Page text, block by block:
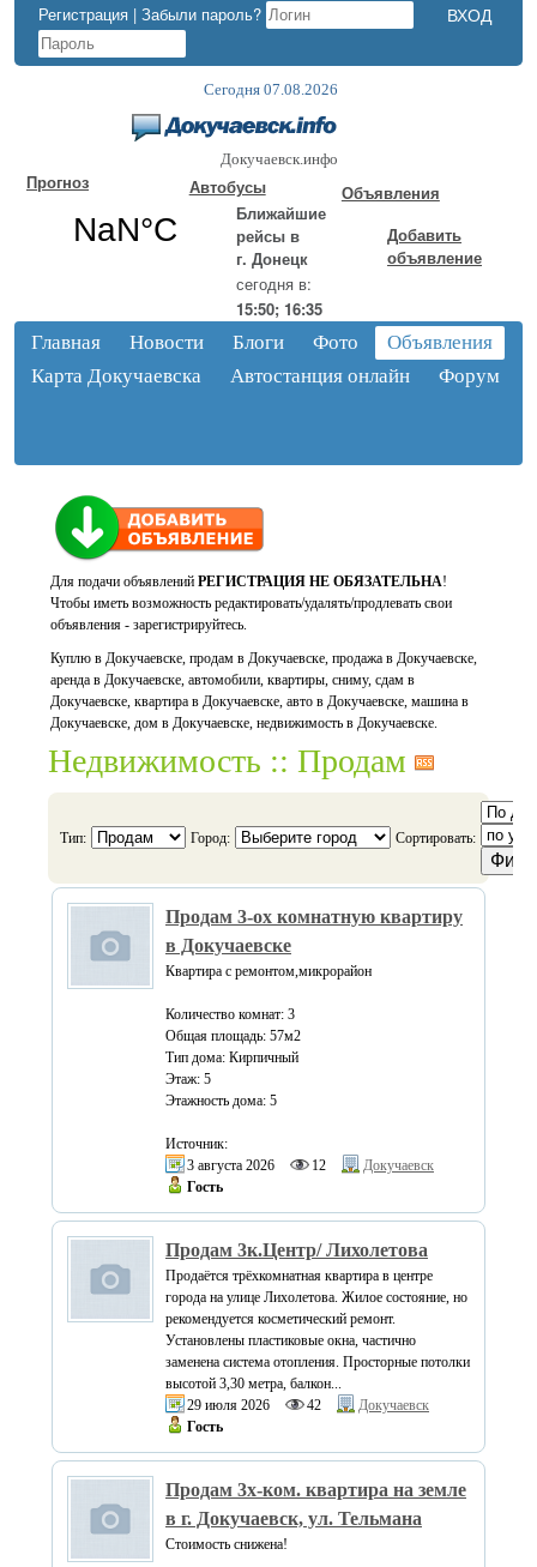
Регистрация | Забыли пароль?
Сегодня 07.08.2026
Докучаевск.инфо
Прогноз
Автобусы
Ближайшие
рейсы в
г. Донецк
сегодня в:
15:50; 16:35
Объявления
Добавить
объявление
Главная Новости Блоги Фото
Объявления
Карта Докучаевска
Автостанция онлайн Форум
Для подачи объявлений РЕГИСТРАЦИЯ НЕ ОБЯЗАТЕЛЬНА!
Чтобы иметь возможность редактировать/удалять/продлевать свои
объявления - зарегистрируйтесь.
Куплю в Докучаевске, продам в Докучаевске, продажа в Докучаевске,
аренда в Докучаевске, автомобили, квартиры, сниму, сдам в
Докучаевске, квартира в Докучаевске, авто в Докучаевске, машина в
Докучаевске, дом в Докучаевске, недвижимость в Докучаевске.
Недвижимость :: Продам
Тип: Город: Сортировать:
Продам 3-ох комнатную квартиру
в Докучаевске
Квартира с ремонтом,микрорайон
Количество комнат: 3
Общая площадь: 57м2
Тип дома: Кирпичный
Этаж: 5
Этажность дома: 5
Источник:
3 августа 2026
12
Докучаевск
Гость
Продам 3к.Центр/ Лихолетова
Продаётся трёхкомнатная квартира в центре
города на улице Лихолетова. Жилое состояние, но
рекомендуется косметический ремонт.
Установлены пластиковые окна, частично
заменена система отопления. Просторные потолки
высотой 3,30 метра, балкон...
29 июля 2026
42
Докучаевск
Гость
Продам 3х-ком. квартира на земле
в г. Докучаевск, ул. Тельмана
Стоимость снижена!